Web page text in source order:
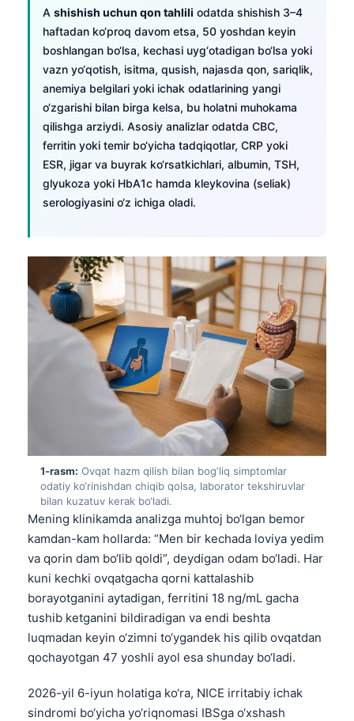
A shishish uchun qon tahlili odatda shishish 3–4
haftadan ko‘proq davom etsa, 50 yoshdan keyin
boshlangan bo‘lsa, kechasi uyg‘otadigan bo‘lsa yoki
vazn yo‘qotish, isitma, qusish, najasda qon, sariqlik,
anemiya belgilari yoki ichak odatlarining yangi
o‘zgarishi bilan birga kelsa, bu holatni muhokama
qilishga arziydi. Asosiy analizlar odatda CBC,
ferritin yoki temir bo‘yicha tadqiqotlar, CRP yoki
ESR, jigar va buyrak ko‘rsatkichlari, albumin, TSH,
glyukoza yoki HbA1c hamda kleykovina (seliak)
serologiyasini o‘z ichiga oladi.
1-rasm: Ovqat hazm qilish bilan bog‘liq simptomlar
odatiy ko‘rinishdan chiqib qolsa, laborator tekshiruvlar
bilan kuzatuv kerak bo‘ladi.
Mening klinikamda analizga muhtoj bo‘lgan bemor
kamdan-kam hollarda: “Men bir kechada loviya yedim
va qorin dam bo‘lib qoldi”, deydigan odam bo‘ladi. Har
kuni kechki ovqatgacha qorni kattalashib
borayotganini aytadigan, ferritini 18 ng/mL gacha
tushib ketganini bildiradigan va endi beshta
luqmadan keyin o‘zimni to‘ygandek his qilib ovqatdan
qochayotgan 47 yoshli ayol esa shunday bo‘ladi.
2026-yil 6-iyun holatiga ko‘ra, NICE irritabiy ichak
sindromi bo‘yicha yo‘riqnomasi IBSga o‘xshash